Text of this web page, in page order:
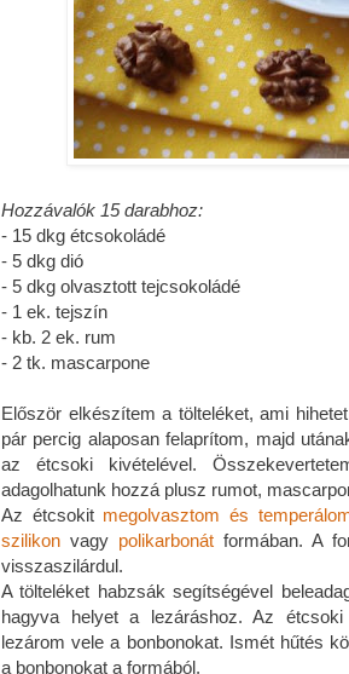
Hozzávalók 15 darabhoz:
- 15 dkg étcsokoládé
- 5 dkg dió
- 5 dkg olvasztott tejcsokoládé
- 1 ek. tejszín
- kb. 2 ek. rum
- 2 tk. mascarpone
Először elkészítem a tölteléket, ami
pár percig alaposan felaprítom, majd
az étcsoki kivételével.
adagolhatunk hozzá plusz rumot,
Az étcsokit megolvasztom és
szilikon vagy polikarbonátformában. A
visszaszilárdul.
A tölteléket habzsák segítségével
hagyva helyet a lezáráshoz. Az étcsoki
lezárom vele a bonbonokat. Ismét hűtés
a bonbonokat a formából.